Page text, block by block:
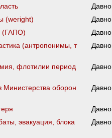
Давно
(weright) Давно
(ГАПО) Давно
(антропонимы, т
Давно
флотилии период
Давно
Министерства оборон
Давно
Давно
эвакуация, блока
Давно